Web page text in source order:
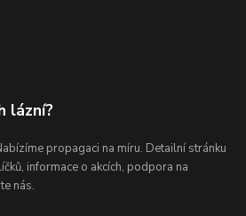
lázní?
propagaci na míru. Detailní stránku
informace o akcích, podpora na
nás.